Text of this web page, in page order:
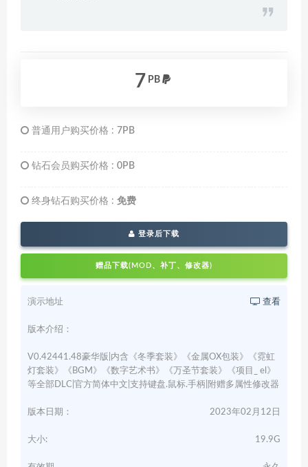
7 PB
普通用户购买价格 : 7PB
钻石会员购买价格 : 0PB
终身钻石购买价格 : 免费
登录后下载
赠品下载(MOD、补丁、修改器)
演示地址 查看
版本介绍：
V0.42441.48豪华版|内含《冬季套装》《金属OX包装》《霓虹
灯套装》《BGM》《数字艺术书》《万圣节套装》《项目_ el》
等全部DLC|官方简体中文|支持键盘.鼠标.手柄|附赠多属性修改器
版本日期： 2023年02月12日
大小: 19.9G